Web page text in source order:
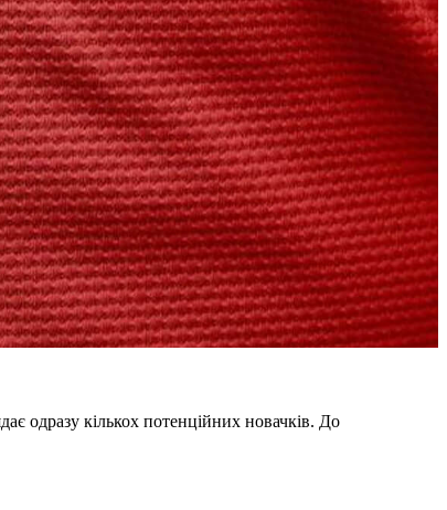
одразу кількох потенційних новачків. До